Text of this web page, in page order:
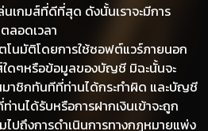
นเกมส์ที่ดีที่สุด ดังนั้นเราจะมีการ
ลอดเวลา
โนมัติโดยการใช้ซอฟต์แวร์ภายนอก
ใดๆหรือข้อมูลของบัญชี มิฉะนั้นจะ
าชิกทันทีที่ท่านได้กระทำผิด และบัญชี
านได้รับหรือการฝากเงินเข้าจะถูก
ปถึงการดำเนินการทางกฎหมายแพ่ง